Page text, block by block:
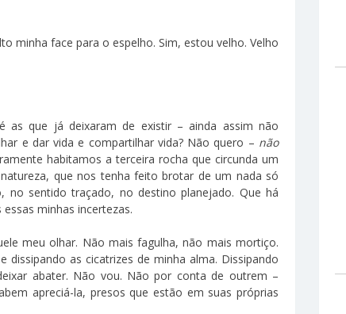
minha face para o espelho. Sim, estou velho. Velho
as que já deixaram de existir – ainda assim não
e dar vida e compartilhar vida? Não quero – não
habitamos a terceira rocha que circunda um
que nos tenha feito brotar de um nada só
no sentido traçado, no destino planejado. Que há
minhas incertezas.
meu olhar. Não mais fagulha, não mais mortiço.
dissipando as cicatrizes de minha alma. Dissipando
abater. Não vou. Não por conta de outrem –
apreciá-la, presos que estão em suas próprias